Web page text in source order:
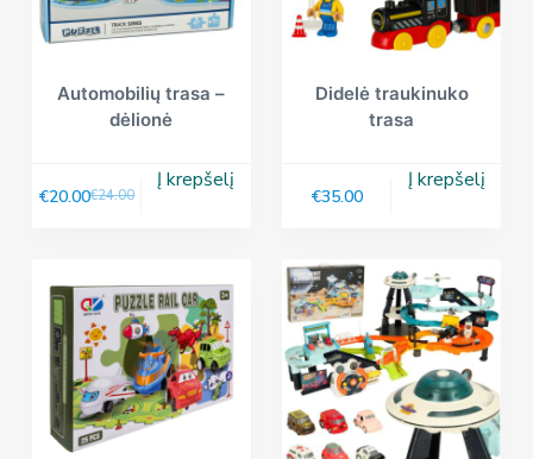
Automobilių trasa –
dėlionė
€24.00
€20.00
Į krepšelį
Didelė traukinuko
trasa
€35.00
Į krepšelį